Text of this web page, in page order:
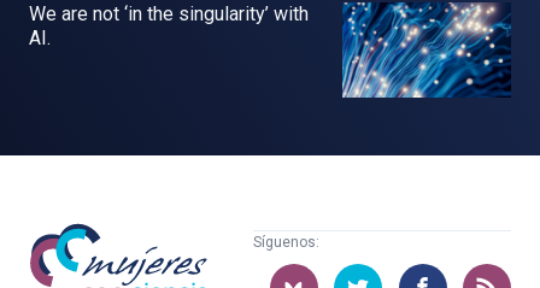
We are not ‘in the singularity’ with
AI.
Mujeres
con
Síguenos: